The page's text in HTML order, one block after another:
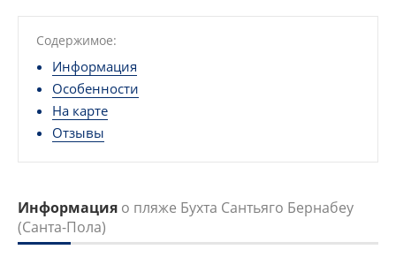
КЕМПИНГ
КОМАРКИ (РАЙОНЫ)
ПРЕДЛОЖЕНИЯ
СТАТЬИ
УСЛУГИ
Содержимое:
Информация
Особенности
На карте
Отзывы
Информация о пляже Бухта Сантьяго Бернабеу
(Санта-Пола)